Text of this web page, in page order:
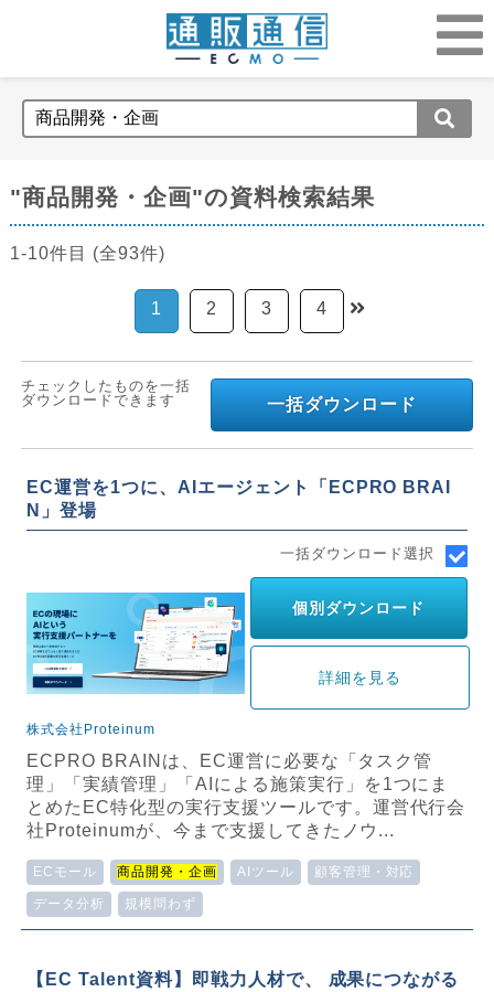
"商品開発・企画"の資料検索結果
1-10件目 (全93件)
1 2 3 4
一括ダウンロード
チェックしたものを一括
ダウンロードできます
EC運営を1つに、AIエージェント「ECPRO BRAI
N」登場
一括ダウンロード選択
個別ダウンロード
詳細を見る
株式会社Proteinum
ECPRO BRAINは、EC運営に必要な「タスク管
理」「実績管理」「AIによる施策実行」を1つにま
とめたEC特化型の実行支援ツールです。運営代行会
社Proteinumが、今まで支援してきたノウ...
ECモール 商品開発・企画 AIツール 顧客管理・対応
データ分析 規模問わず
【EC Talent資料】即戦力人材で、 成果につながる